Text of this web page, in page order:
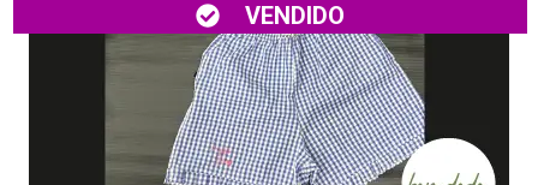
VENDIDO